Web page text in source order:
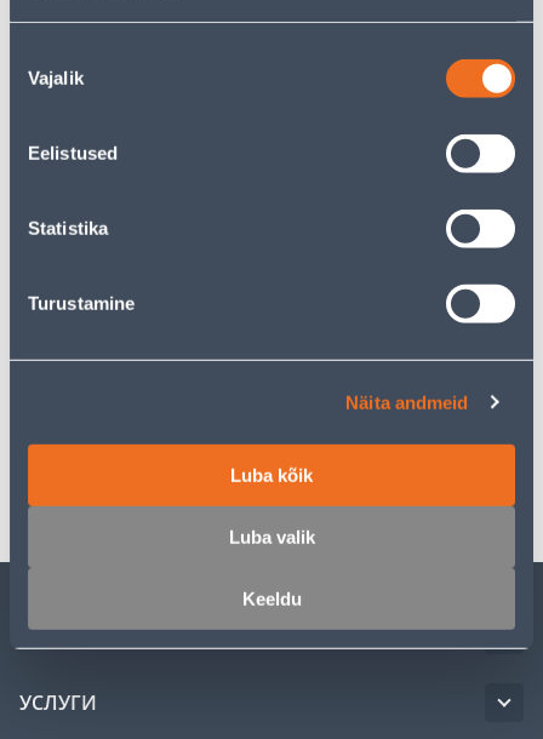
valik
Vajalik
Eelistused
Statistika
Turustamine
Näita andmeid
Luba kõik
Luba valik
Keeldu
24 .22 €
Посылочный автомат от 2,29 € с 20.08.2026
ОБСЛУЖИВАНИЕ ЧАСТНЫХ КЛИЕНТОВ
УСЛУГИ